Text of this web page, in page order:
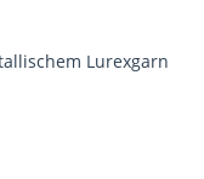
Lurexgarn